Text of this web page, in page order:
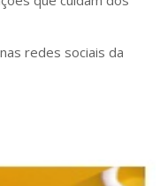
redes sociais da